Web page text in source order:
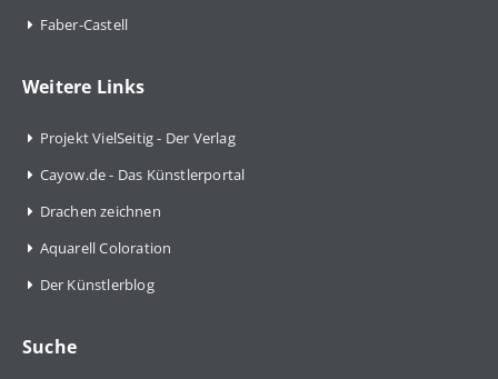
Faber-Castell
Weitere Links
Projekt VielSeitig - Der Verlag
Cayow.de - Das Künstlerportal
Drachen zeichnen
Aquarell Coloration
Der Künstlerblog
Suche